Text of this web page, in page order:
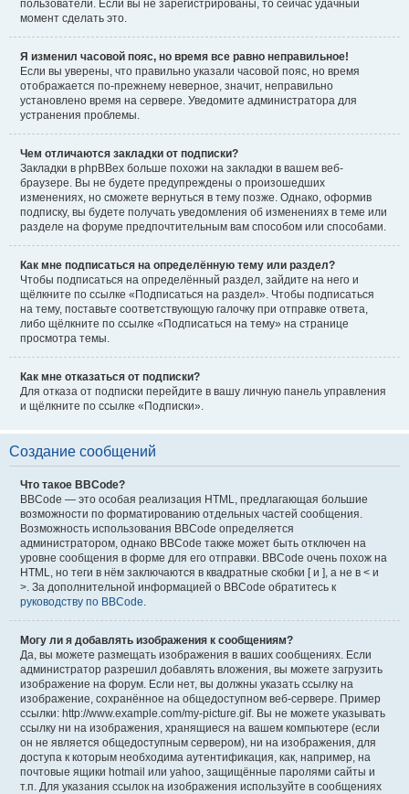
пользователи. Если вы не зарегистрированы, то сейчас удачный
момент сделать это.
Я изменил часовой пояс, но время все равно неправильное!
Если вы уверены, что правильно указали часовой пояс, но время
отображается по-прежнему неверное, значит, неправильно
установлено время на сервере. Уведомите администратора для
устранения проблемы.
Чем отличаются закладки от подписки?
Закладки в phpBBex больше похожи на закладки в вашем веб-
браузере. Вы не будете предупреждены о произошедших
изменениях, но сможете вернуться в тему позже. Однако, оформив
подписку, вы будете получать уведомления об изменениях в теме или
разделе на форуме предпочтительным вам способом или способами.
Как мне подписаться на определённую тему или раздел?
Чтобы подписаться на определённый раздел, зайдите на него и
щёлкните по ссылке «Подписаться на раздел». Чтобы подписаться
на тему, поставьте соответствующую галочку при отправке ответа,
либо щёлкните по ссылке «Подписаться на тему» на странице
просмотра темы.
Как мне отказаться от подписки?
Для отказа от подписки перейдите в вашу личную панель управления
и щёлкните по ссылке «Подписки».
Создание сообщений
Что такое BBCode?
BBCode — это особая реализация HTML, предлагающая большие
возможности по форматированию отдельных частей сообщения.
Возможность использования BBCode определяется
администратором, однако BBCode также может быть отключен на
уровне сообщения в форме для его отправки. BBCode очень похож на
HTML, но теги в нём заключаются в квадратные скобки [ и ], а не в < и
>. За дополнительной информацией о BBCode обратитесь к
руководству по BBCode.
Могу ли я добавлять изображения к сообщениям?
Да, вы можете размещать изображения в ваших сообщениях. Если
администратор разрешил добавлять вложения, вы можете загрузить
изображение на форум. Если нет, вы должны указать ссылку на
изображение, сохранённое на общедоступном веб-сервере. Пример
ссылки: http://www.example.com/my-picture.gif. Вы не можете указывать
ссылку ни на изображения, хранящиеся на вашем компьютере (если
он не является общедоступным сервером), ни на изображения, для
доступа к которым необходима аутентификация, как, например, на
почтовые ящики hotmail или yahoo, защищённые паролями сайты и
т.п. Для указания ссылок на изображения используйте в сообщениях